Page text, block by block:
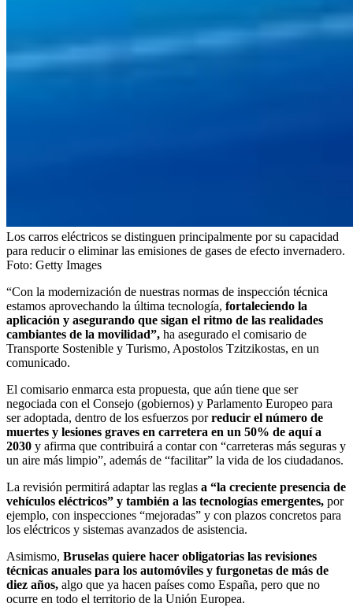
Los carros eléctricos se distinguen principalmente por su capacidad
para reducir o eliminar las emisiones de gases de efecto invernadero.
Foto: Getty Images
“Con la modernización de nuestras normas de inspección técnica
estamos aprovechando la última tecnología, fortaleciendo la
aplicación y asegurando que sigan el ritmo de las realidades
cambiantes de la movilidad”, ha asegurado el comisario de
Transporte Sostenible y Turismo, Apostolos Tzitzikostas, en un
comunicado.
El comisario enmarca esta propuesta, que aún tiene que ser
negociada con el Consejo (gobiernos) y Parlamento Europeo para
ser adoptada, dentro de los esfuerzos porreducir el número de
muertes y lesiones graves en carretera en un 50% de aquí a
2030 y afirma que contribuirá a contar con “carreteras más seguras y
un aire más limpio”, además de “facilitar” la vida de los ciudadanos.
La revisión permitirá adaptar las reglas a “la creciente presencia de
vehículos eléctricos” y también a las tecnologías emergentes, por
ejemplo, con inspecciones “mejoradas” y con plazos concretos para
los eléctricos y sistemas avanzados de asistencia.
Asimismo, Bruselas quiere hacer obligatorias las revisiones
técnicas anuales para los automóviles y furgonetas de más de
diez años, algo que ya hacen países como España, pero que no
ocurre en todo el territorio de la Unión Europea.